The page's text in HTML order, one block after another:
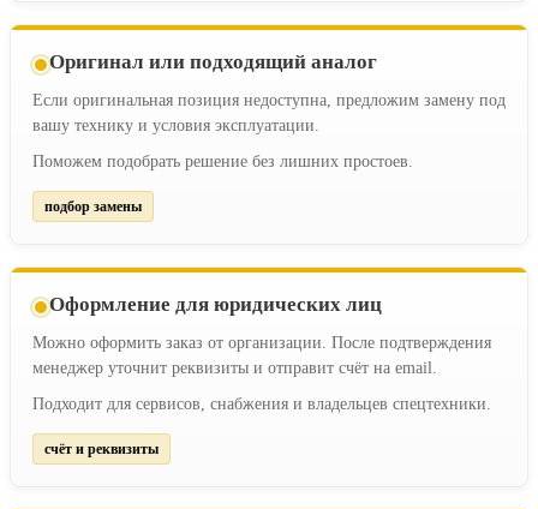
Оригинал или подходящий аналог
Если оригинальная позиция недоступна, предложим замену под
вашу технику и условия эксплуатации.
Поможем подобрать решение без лишних простоев.
подбор замены
Оформление для юридических лиц
Можно оформить заказ от организации. После подтверждения
менеджер уточнит реквизиты и отправит счёт на email.
Подходит для сервисов, снабжения и владельцев спецтехники.
счёт и реквизиты